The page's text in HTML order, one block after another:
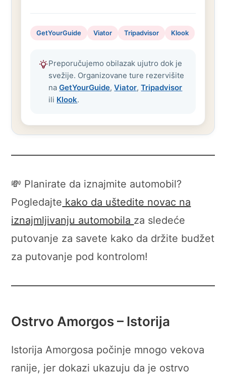
GetYourGuide Viator Tripadvisor Klook
Preporučujemo obilazak ujutro dok je
svežije. Organizovane ture rezervišite
naGetYourGuide,Viator,Tripadvisor
ili Klook.
💸 Planirate da iznajmite automobil?
Pogledajte kako da uštedite novac na
iznajmljivanju automobila za sledeće
putovanje za savete kako da držite budžet
za putovanje pod kontrolom!
Ostrvo Amorgos– Istorija
Istorija Amorgosa počinje mnogo vekova
ranije, jer dokazi ukazuju da je ostrvo